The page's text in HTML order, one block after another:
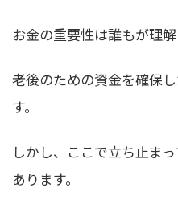
お金の重要性は誰もが理解
老後のための資金を確保
す。
しかし、ここで立ち止ま
あります。